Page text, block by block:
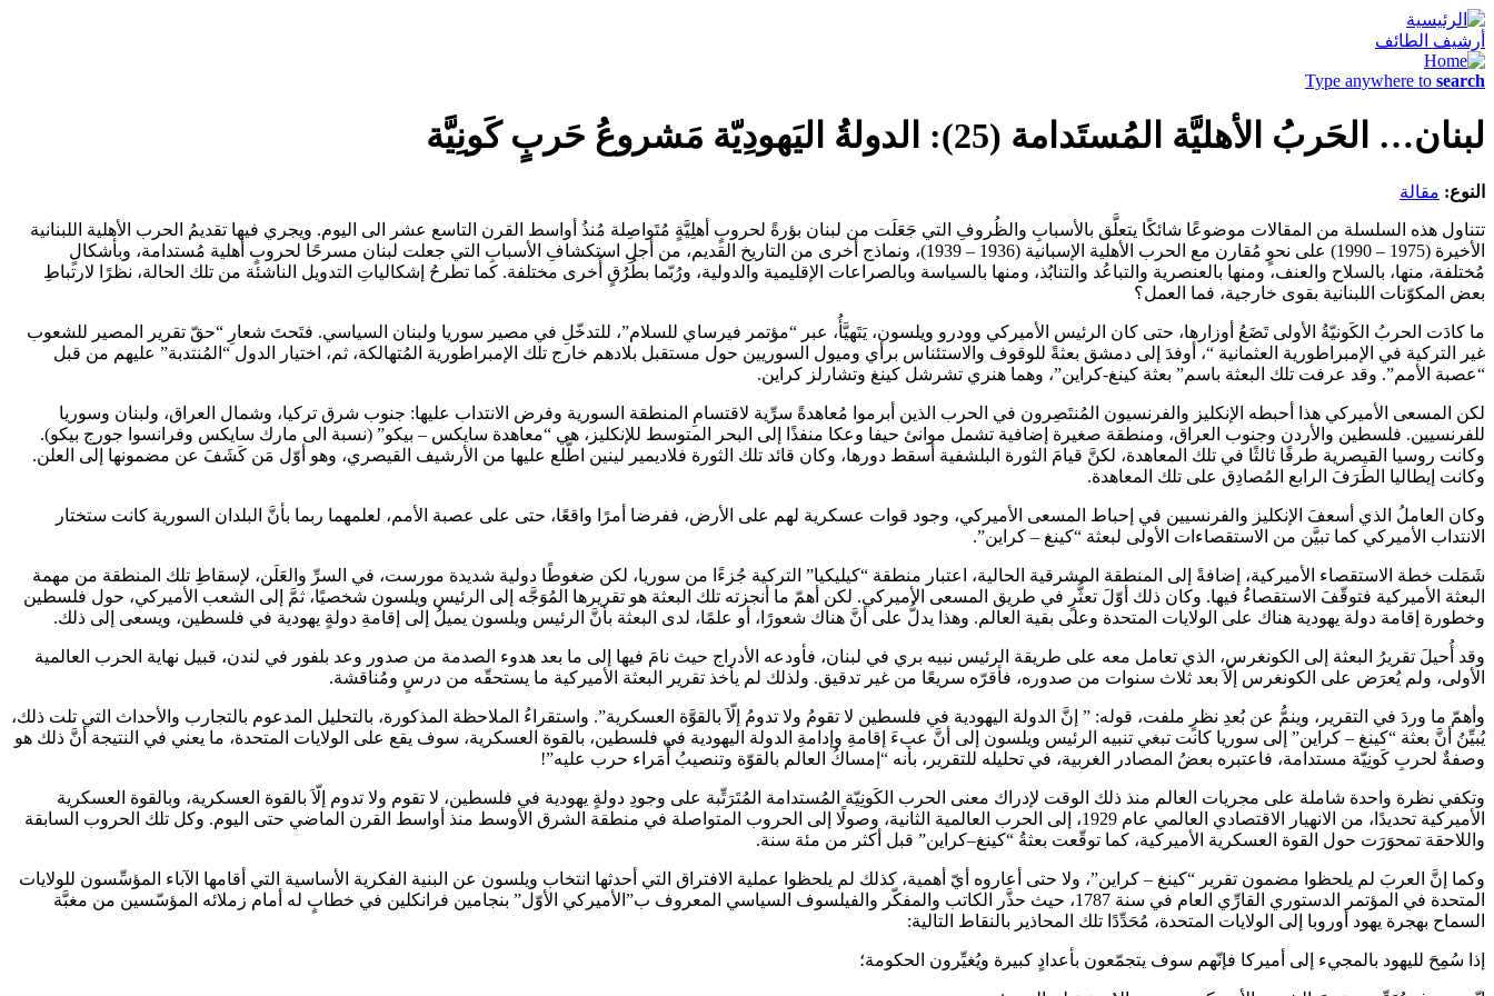
أرشيف الطائف
Type anywhere to search
لبنان… الحَربُ الأهليَّة المُستَدامة (25): الدولةُ اليَهودِيّة مَشروعُ حَربٍ كَونِيَّة
النوع: مقالة
تتناول هذه السلسلة من المقالات موضوعًا شائكًا يتعلَّق بالأسبابِ والظُروفِ التي جَعَلَت من لبنان بؤرةً لحروبٍ أهلِيَّةٍ مُتَواصِلة مُنذُ أواسط القرن التاسع عشر الى اليوم. ويجري فيها تقديمُ الحرب الأهلية اللبنانية
الأخيرة (1975 – 1990) على نحوٍ مُقارن مع الحرب الأهلية الإسبانية (1936 – 1939)، ونماذج أخرى من التاريخ القديم، من أجلِ استكشافِ الأسبابِ التي جعلت لبنان مسرحًا لحروبٍ أهلية مُستدامة، وبأشكالٍ
مُختلفة، منها، بالسلاح والعنف، ومنها بالعنصرية والتباعُد والتنابُذ، ومنها بالسياسة وبالصراعات الإقليمية والدولية، ورُبّما بطُرُقٍ أُخرى مختلفة. كما تطرحُ إشكالياتِ التدويل الناشئة من تلك الحالة، نظرًا لارتباطِ
بعض المكوّنات اللبنانية بقوى خارجية، فما العمل؟
ما كادَت الحربُ الكَونيّةُ الأولى تَضَعُ أوزارها، حتى كان الرئيس الأميركي وودرو ويلسون، يَتَهيَّأُ، عبر “مؤتمر فيرساي للسلام”، للتدخّلِ في مصير سوريا ولبنان السياسي. فتَحتَ شعارِ “حقّ تقرير المصير للشعوب
غير التركية في الإمبراطورية العثمانية “، أوفدَ إلى دمشق بعثةً للوقوف والاستئناس برأي وميول السوريين حول مستقبل بلادهم خارج تلك الإمبراطورية المُتهالكة، ثم، اختيار الدول “المُنتدبة” عليهم من قبل
“عصبة الأمم”. وقد عرفت تلك البعثة باسم” بعثة كينغ-كراين”، وهما هنري تشرشل كينغ وتشارلز كراين.
لكن المسعى الأميركي هذا أحبطه الإنكليز والفرنسيون المُنتَصِرون في الحرب الذين أبرموا مُعاهدةً سرِّية لاقتسامِ المنطقة السورية وفرض الانتداب عليها: جنوب شرق تركيا، وشمال العراق، ولبنان وسوريا
للفرنسيين. فلسطين والأردن وجنوب العراق، ومنطقة صغيرة إضافية تشمل موانئ حيفا وعكا منفذًا إلى البحر المتوسط للإنكليز، هي “معاهدة سايكس – بيكو” (نسبة الى مارك سايكس وفرانسوا جورج بيكو).
وكانت روسيا القيصرية طرفًا ثالثًا في تلك المعاهدة، لكنَّ قيامَ الثورة البلشفية أسقط دورها، وكان قائد تلك الثورة فلاديمير لينين اطَّلع عليها من الأرشيف القيصري، وهو أوّل مَن كَشَفَ عن مضمونها إلى العلن.
وكانت إيطاليا الطَرَفَ الرابع المُصادِق على تلك المعاهدة.
وكان العاملُ الذي أسعفَ الإنكليز والفرنسيين في إحباط المسعى الأميركي، وجود قوات عسكرية لهم على الأرض، ففرضا أمرًا واقعًا، حتى على عصبة الأمم، لعلمهما ربما بأنَّ البلدان السورية كانت ستختار
الانتداب الأميركي كما تبيَّن من الاستقصاءات الأولى لبعثة “كينغ – كراين”.
شَمَلت خطة الاستقصاء الأميركية، إضافةً إلى المنطقة المشرقية الحالية، اعتبار منطقة “كيليكيا” التركية جُزءًا من سوريا، لكن ضغوطًا دولية شديدة مورست، في السرِّ والعَلَن، لإسقاطِ تلك المنطقة من مهمة
البعثة الأميركية فتوقّفَ الاستقصاءُ فيها. وكان ذلك أوّلَ تعثُّرٍ في طريق المسعى الأميركي. لكن أهمّ ما أنجزته تلك البعثة هو تقريرها المُوَجَّه إلى الرئيس ويلسون شخصيًا، ثمَّ إلى الشعب الأميركي، حول فلسطين
وخطورة إقامة دولة يهودية هناك على الولايات المتحدة وعلى بقية العالم. وهذا يدلُّ على أنَّ هناك شعورًا، أو علمًا، لدى البعثة بأنَّ الرئيس ويلسون يميلُ إلى إقامةِ دولةٍ يهودية في فلسطين، ويسعى إلى ذلك.
وقد أُحيلَ تقريرُ البعثة إلى الكونغرس، الذي تعامل معه على طريقة الرئيس نبيه بري في لبنان، فأودعه الأدراج حيث نامَ فيها إلى ما بعد هدوء الصدمة من صدور وعد بلفور في لندن، قبيل نهاية الحرب العالمية
الأولى، ولم يُعرَض على الكونغرس إلّاَ بعد ثلاث سنوات من صدوره، فأقرّه سريعًا من غير تدقيق. ولذلك لم يأخذ تقرير البعثة الأميركية ما يستحقّه من درسٍ ومُناقشة.
وأهمّ ما وردَ في التقرير، وينمُّ عن بُعدِ نظرٍ ملفت، قوله: ” إنَّ الدولة اليهودية في فلسطين لا تقومُ ولا تدومُ إلّاَ بالقوَّة العسكرية”. واستقراءُ الملاحظة المذكورة، بالتحليل المدعوم بالتجارب والأحداث التي تلت ذلك،
يُبيِّنُ أنَّ بعثة “كينغ – كراين” إلى سوريا كانت تبغي تنبيه الرئيس ويلسون إلى أنَّ عبءَ إقامةِ وإدامةِ الدولة اليهودية في فلسطين، بالقوة العسكرية، سوف يقع على الولايات المتحدة، ما يعني في النتيجة أنَّ ذلك هو
وصفةٌ لحربِ كَونِيّة مستدامة، فاعتبره بعضُ المصادر الغربية، في تحليله للتقرير، بأنه “إمساكُ العالم بالقوّة وتنصيبُ أُمَراء حرب عليه”!
وتكفي نظرة واحدة شاملة على مجريات العالم منذ ذلك الوقت لإدراك معنى الحرب الكَونِيّة المُستدامة المُتَرَتِّبة على وجودِ دولةٍ يهودية في فلسطين، لا تقوم ولا تدوم إلّاَ بالقوة العسكرية، وبالقوة العسكرية
الأميركية تحديدًا، من الانهيار الاقتصادي العالمي عام 1929، إلى الحرب العالمية الثانية، وصولًا إلى الحروب المتواصلة في منطقة الشرق الأوسط منذ أواسط القرن الماضي حتى اليوم. وكل تلك الحروب السابقة
واللاحقة تمحوَرَت حول القوة العسكرية الأميركية، كما توقّعت بعثةُ “كينغ–كراين” قبل أكثر من مئة سنة.
وكما إنَّ العربَ لم يلحظوا مضمون تقرير “كينغ – كراين”، ولا حتى أعاروه أيّ أهمية، كذلك لم يلحظوا عملية الافتراق التي أحدثها انتخاب ويلسون عن البنية الفكرية الأساسية التي أقامها الآباء المؤسِّسون للولايات
المتحدة في المؤتمر الدستوري القارِّي العام في سنة 1787، حيث حذَّر الكاتب والمفكّر والفيلسوف السياسي المعروف ب”الأميركي الأوّل” بنجامين فرانكلين في خطابٍ له أمام زملائه المؤسّسين من مغبَّة
السماح بهجرة يهود أوروبا إلى الولايات المتحدة، مُحَدِّدًا تلك المحاذير بالنقاط التالية:
إذا سُمِحَ لليهود بالمجيء إلى أميركا فإنّهم سوف يتجمّعون بأعدادٍ كبيرة ويُغيِّرون الحكومة؛